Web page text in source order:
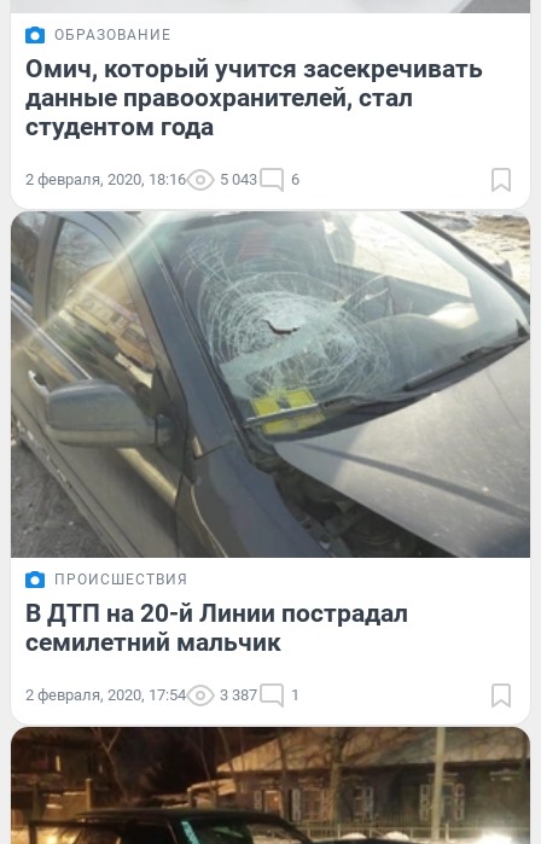
ОБРАЗОВАНИЕ
Омич, который учится засекречивать
данные правоохранителей, стал
студентом года
2 февраля, 2020, 18:16 5 043 6
ПРОИСШЕСТВИЯ
В ДТП на 20-й Линии пострадал
семилетний мальчик
2 февраля, 2020, 17:54 3 387 1